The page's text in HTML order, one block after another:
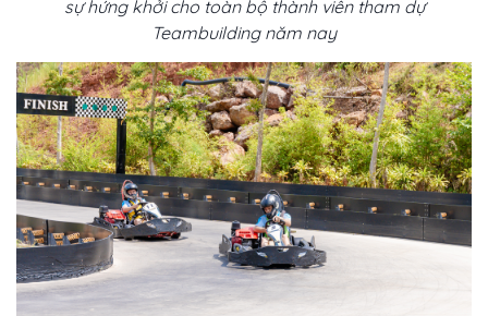
sự hứng khởi cho toàn bộ thành viên tham dự
Teambuilding năm nay